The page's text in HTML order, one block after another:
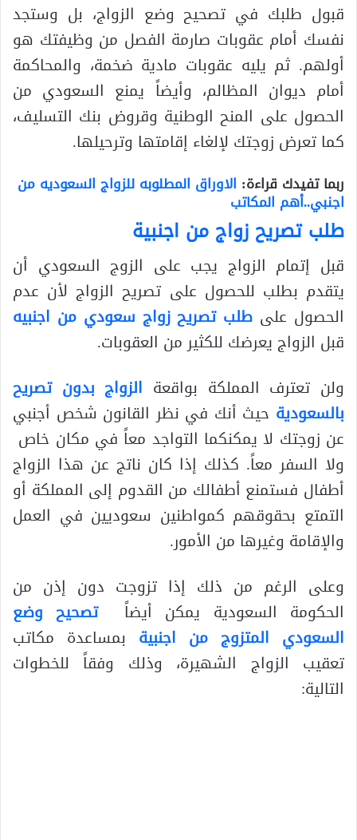
قبول طلبك في تصحيح وضع الزواج، بل وستجد
نفسك أمام عقوبات صارمة الفصل من وظيفتك هو
أولهم. ثم يليه عقوبات مادية ضخمة، والمحاكمة
أمام ديوان المظالم، وأيضاً يمنع السعودي من
الحصول على المنح الوطنية وقروض بنك التسليف،
كما تعرض زوجتك لإلغاء إقامتها وترحيلها.
ربما تفيدك قراءة: الاوراق المطلوبه للزواج السعوديه من
اجنبي..أهم المكاتب
طلب تصريح زواج من اجنبية
قبل إتمام الزواج يجب على الزوج السعودي أن
يتقدم بطلب للحصول على تصريح الزواج لأن عدم
الحصول على طلب تصريح زواج سعودي من اجنبيه
قبل الزواج يعرضك للكثير من العقوبات.
ولن تعترف المملكة بواقعة الزواج بدون تصريح
بالسعودية حيث أنك في نظر القانون شخص أجنبي
عن زوجتك لا يمكنكما التواجد معاً في مكان خاص
ولا السفر معاً. كذلك إذا كان ناتج عن هذا الزواج
أطفال فستمنع أطفالك من القدوم إلى المملكة أو
التمتع بحقوقهم كمواطنين سعوديين في العمل
والإقامة وغيرها من الأمور.
وعلى الرغم من ذلك إذا تزوجت دون إذن من
الحكومة السعودية يمكن أيضاً
تصحيح وضع
السعودي المتزوج من اجنبية بمساعدة مكاتب
تعقيب الزواج الشهيرة، وذلك وفقاً للخطوات
التالية: